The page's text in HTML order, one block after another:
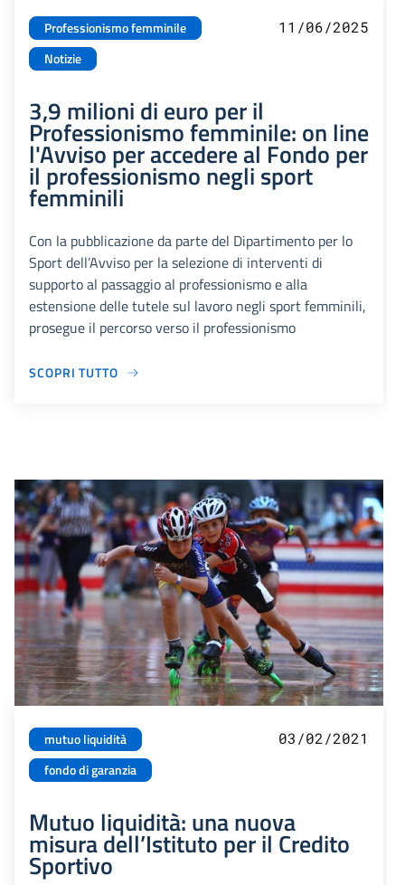
Professionismo femminile
Notizie
11/06/2025
3,9 milioni di euro per il
Professionismo femminile: on line
l'Avviso per accedere al Fondo per
il professionismo negli sport
femminili
Con la pubblicazione da parte del Dipartimento per lo
Sport dell’Avviso per la selezione di interventi di
supporto al passaggio al professionismo e alla
estensione delle tutele sul lavoro negli sport femminili,
prosegue il percorso verso il professionismo
SCOPRI TUTTO
mutuo liquidità
fondo di garanzia
03/02/2021
Mutuo liquidità: una nuova
misura dell’Istituto per il Credito
Sportivo